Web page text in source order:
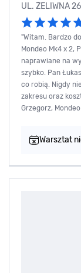
UL. ŻELIWNA
"Witam. Bardzo
Mondeo Mk4 x 2,
naprawiane na
szybko. Pan
co robią. Nigdy
zakresu oraz
Grzegorz,
Warsztat